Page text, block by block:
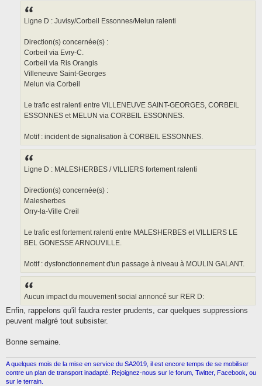
Ligne D : Juvisy/Corbeil Essonnes/Melun ralenti
Direction(s) concernée(s) :
Corbeil via Evry-C.
Corbeil via Ris Orangis
Villeneuve Saint-Georges
Melun via Corbeil
Le trafic est ralenti entre VILLENEUVE SAINT-GEORGES, CORBEIL
ESSONNES et MELUN via CORBEIL ESSONNES.
Motif : incident de signalisation à CORBEIL ESSONNES.
Ligne D : MALESHERBES / VILLIERS fortement ralenti
Direction(s) concernée(s) :
Malesherbes
Orry-la-Ville Creil
Le trafic est fortement ralenti entre MALESHERBES et VILLIERS LE
BEL GONESSE ARNOUVILLE.
Motif : dysfonctionnement d'un passage à niveau à MOULIN GALANT.
Aucun impact du mouvement social annoncé sur RER D:
Enfin, rappelons qu'il faudra rester prudents, car quelques suppressions
peuvent malgré tout subsister.
Bonne semaine.
A quelques mois de la mise en service du SA2019, il est encore temps de se mobiliser
contre un plan de transport inadapté. Rejoignez-nous sur le forum, Twitter, Facebook, ou
sur le terrain.